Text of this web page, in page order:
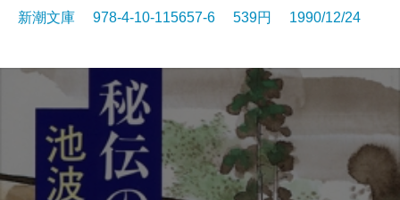
新潮文庫 978-4-10-115657-6 539円 1990/12/24